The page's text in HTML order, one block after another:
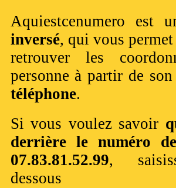
Aquiestcenumero est
inversé, qui vous permet
retrouver les
personne à partir de son
téléphone.
Si vous voulez savoir
derrière le numéro
07.83.81.52.99,
dessous